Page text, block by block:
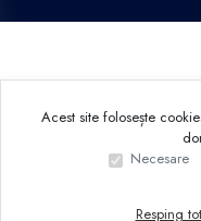
Acest site folosește
Necesare
Resping tot